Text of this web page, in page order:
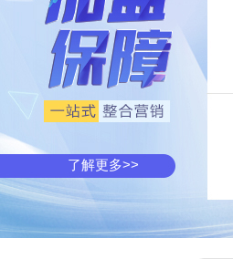
了解更多>>
傅军明 浙江-舟山
穆先生 云南-昭通
王女士 山东-临沂
向 河北-沧州
赵兰辉
李女士 河北-沧州